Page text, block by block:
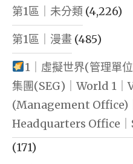
第1區｜未分類 (4,226)
第1區｜漫畫 (485)
1｜虛擬世界(管理單
集團(SEG)｜World 1
(Management Office)
Headquarters Office
(171)